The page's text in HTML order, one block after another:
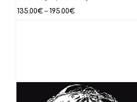
135.00€ – 195.00€